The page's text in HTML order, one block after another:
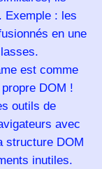
Exemple : les
en une
est comme
DOM !
outils de
avec
structure DOM
inutiles.